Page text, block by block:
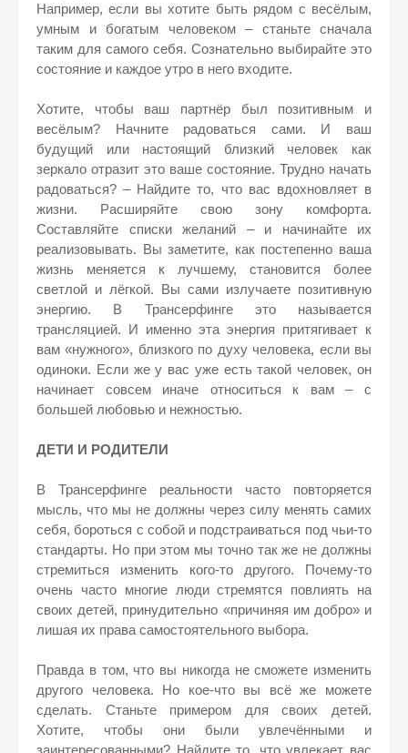
Например, если вы хотите быть рядом с весёлым,
умным и богатым человеком – станьте сначала
таким для самого себя. Сознательно выбирайте это
состояние и каждое утро в него входите.
Хотите, чтобы ваш партнёр был позитивным и
весёлым? Начните радоваться сами. И ваш
будущий или настоящий близкий человек как
зеркало отразит это ваше состояние. Трудно начать
радоваться? – Найдите то, что вас вдохновляет в
жизни. Расширяйте свою зону комфорта.
Составляйте списки желаний – и начинайте их
реализовывать. Вы заметите, как постепенно ваша
жизнь меняется к лучшему, становится более
светлой и лёгкой. Вы сами излучаете позитивную
энергию. В Трансерфинге это называется
трансляцией. И именно эта энергия притягивает к
вам «нужного», близкого по духу человека, если вы
одиноки. Если же у вас уже есть такой человек, он
начинает совсем иначе относиться к вам – с
большей любовью и нежностью.
ДЕТИ И РОДИТЕЛИ
В Трансерфинге реальности часто повторяется
мысль, что мы не должны через силу менять самих
себя, бороться с собой и подстраиваться под чьи-то
стандарты. Но при этом мы точно так же не должны
стремиться изменить кого-то другого. Почему-то
очень часто многие люди стремятся повлиять на
своих детей, принудительно «причиняя им добро» и
лишая их права самостоятельного выбора.
Правда в том, что вы никогда не сможете изменить
другого человека. Но кое-что вы всё же можете
сделать. Станьте примером для своих детей.
Хотите, чтобы они были увлечёнными и
заинтересованными? Найдите то, что увлекает вас